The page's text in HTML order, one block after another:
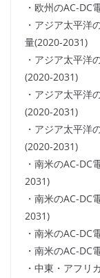
・欧州のAC-
・アジア太平洋
量(2020-2031)
・アジア太平洋
(2020-2031)
・アジア太平洋
(2020-2031)
・アジア太平洋
(2020-2031)
・南米のAC-
2031)
・南米のAC-
2031)
・南米のAC-
・南米のAC-
・中東・アフリ